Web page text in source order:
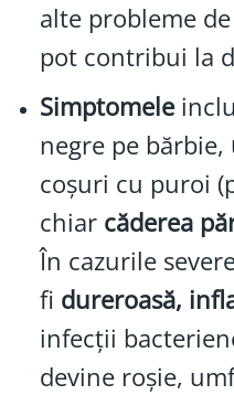
alte probleme
pot contribui la
Simptomele
negre pe bărbie,
coșuri cu puroi
chiar căderea
În cazurile
fi dureroasă,
infecții
devine roșie,